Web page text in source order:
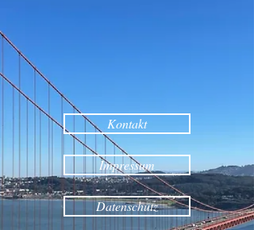
Kontakt
Impressum
Datenschutz